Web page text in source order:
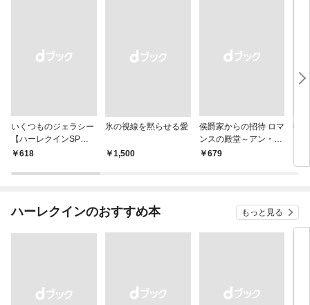
いくつものジェラシー
【ハーレクインSP文
庫版】
￥618
氷の視線を黙らせる愛
￥1,500
侯爵家からの招待 ロマ
ンスの殿堂～アン・メ
イザー名作選 2～【ハ
￥679
明
ン
ハーレクインのおすすめ本 もっと見る